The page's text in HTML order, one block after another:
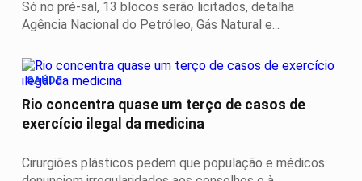
Só no pré-sal, 13 blocos serão licitados, detalha
Agência Nacional do Petróleo, Gás Natural e...
SAÚDE
Rio concentra quase um terço de casos de
exercício ilegal da medicina
Cirurgiões plásticos pedem que população e médicos